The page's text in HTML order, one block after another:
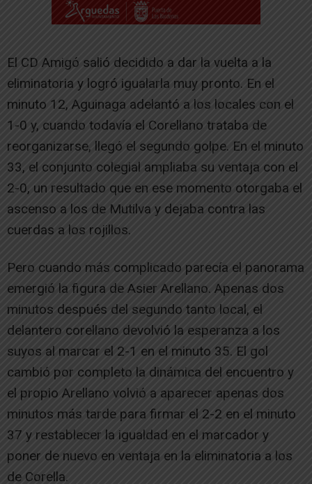
El CD Amigó salió decidido a dar la vuelta a la
eliminatoria y logró igualarla muy pronto. En el
minuto 12, Aguinaga adelantó a los locales con el
1-0 y, cuando todavía el Corellano trataba de
reorganizarse, llegó el segundo golpe. En el minuto
33, el conjunto colegial ampliaba su ventaja con el
2-0, un resultado que en ese momento otorgaba el
ascenso a los de Mutilva y dejaba contra las
cuerdas a los rojillos.
Pero cuando más complicado parecía el panorama
emergió la figura de Asier Arellano. Apenas dos
minutos después del segundo tanto local, el
delantero corellano devolvió la esperanza a los
suyos al marcar el 2-1 en el minuto 35. El gol
cambió por completo la dinámica del encuentro y
el propio Arellano volvió a aparecer apenas dos
minutos más tarde para firmar el 2-2 en el minuto
37 y restablecer la igualdad en el marcador y
poner de nuevo en ventaja en la eliminatoria a los
de Corella.